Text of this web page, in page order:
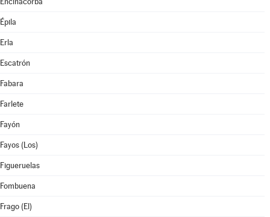
Épila
Erla
Escatrón
Fabara
Farlete
Fayón
Fayos (Los)
Figueruelas
Fombuena
Frago (El)